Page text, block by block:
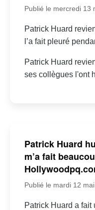
Publié le mercredi 13
Patrick Huard
l’a fait pleuré
Patrick Huard
ses collègues l'ont
Patrick Huard
m’a fait
Publié le mardi 12
Patrick Huard a fait